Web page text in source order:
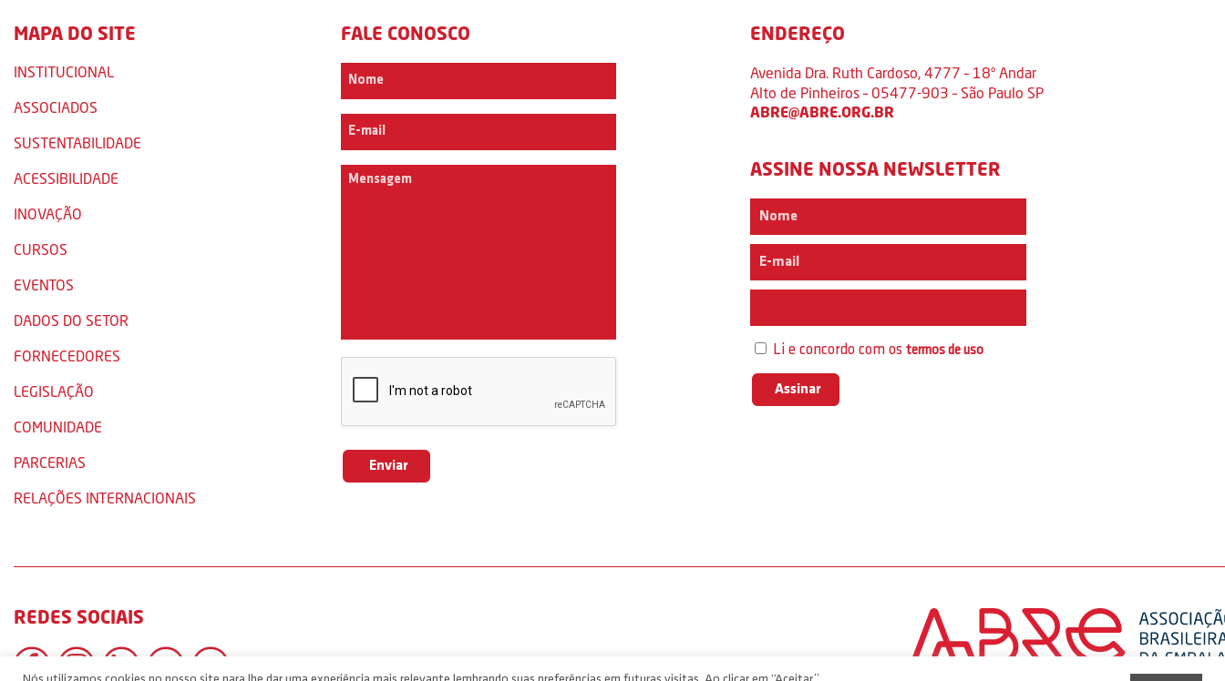
MAPA DO SITE
INSTITUCIONAL
ASSOCIADOS
SUSTENTABILIDADE
ACESSIBILIDADE
INOVAÇÃO
CURSOS
EVENTOS
DADOS DO SETOR
FORNECEDORES
LEGISLAÇÃO
COMUNIDADE
PARCERIAS
RELAÇÕES INTERNACIONAIS
FALE CONOSCO ENDEREÇO
Avenida Dra. Ruth Cardoso, 4777 – 18º Andar
Alto de Pinheiros – 05477-903 – São Paulo SP
ABRE@ABRE.ORG.BR
ASSINE NOSSA NEWSLETTER
Li e concordo com ostermos de uso
REDES SOCIAIS